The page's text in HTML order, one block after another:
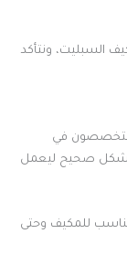
السبليت، ونتأكد
متخصصون في
بشكل صحيح ليعمل
للمكيف وحتى